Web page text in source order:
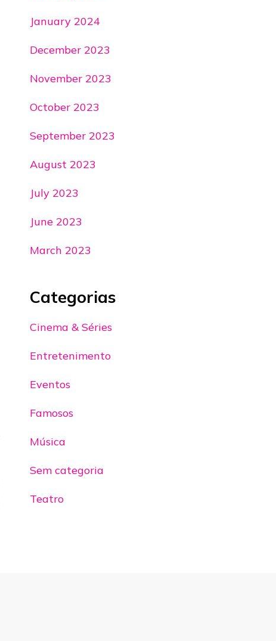
January 2024
December 2023
November 2023
October 2023
September 2023
August 2023
July 2023
June 2023
March 2023
Categorias
Cinema & Séries
Entretenimento
Eventos
Famosos
Música
Sem categoria
Teatro